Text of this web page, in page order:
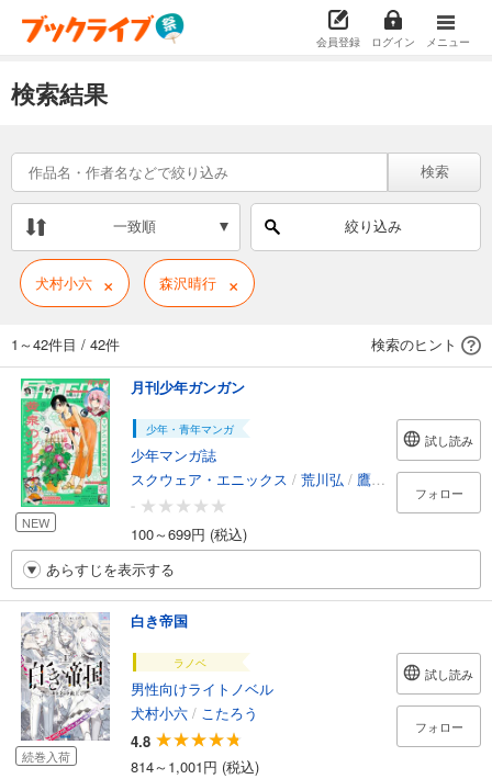
会員登録 ログイン メニュー
検索結果
検索
一致順 絞り込み
犬村小六 × 森沢晴行 ×
1～42件目 / 42件 検索のヒント
NEW
月刊少年ガンガン
少年・青年マンガ
少年マンガ誌
スクウェア・エニックス / 荒川弘 / 鷹嶋大輔 /葵梅太郎
-
100～699円 (税込)
試し読み
フォロー
あらすじを表示する
続巻入荷
白き帝国
ラノベ
男性向けライトノベル
犬村小六 / こたろう
4.8
814～1,001円 (税込)
試し読み
フォロー